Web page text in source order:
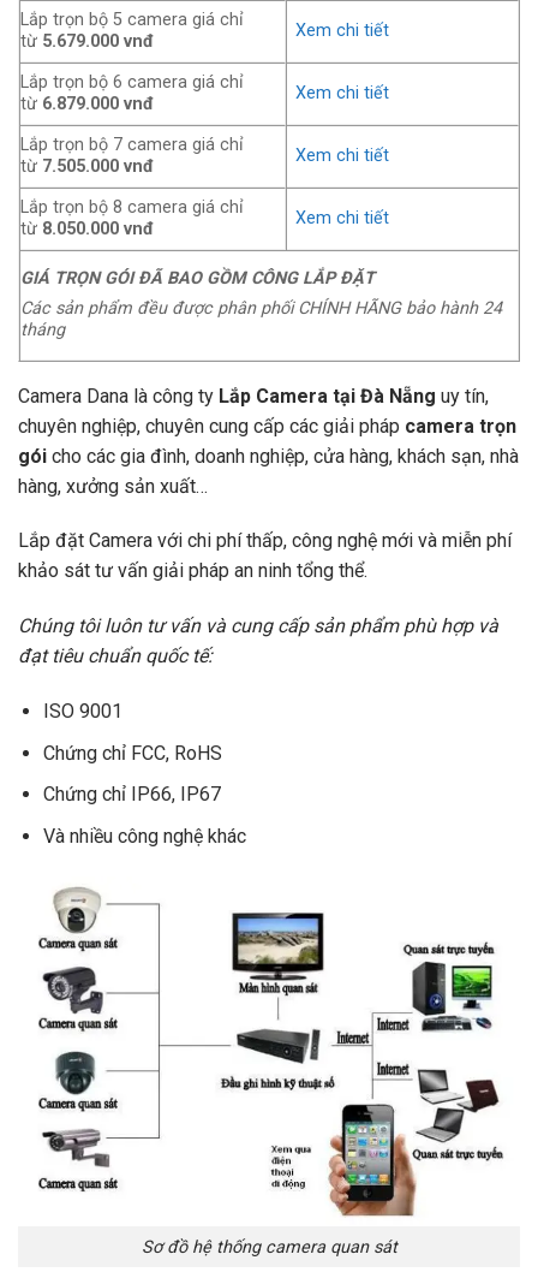
Lắp trọn bộ 5 camera giá chỉ
từ 5.679.000 vnđ
Xem chi tiết
Lắp trọn bộ 6 camera giá chỉ
từ 6.879.000 vnđ
Xem chi tiết
Lắp trọn bộ 7 camera giá chỉ
từ 7.505.000 vnđ
Xem chi tiết
Lắp trọn bộ 8 camera giá chỉ
từ 8.050.000 vnđ
Xem chi tiết
GIÁ TRỌN GÓI ĐÃ BAO GỒM CÔNG LẮP ĐẶT
Các sản phẩm đều được phân phối CHÍNH HÃNG bảo hành 24
tháng
Camera Dana là công ty Lắp Camera tại Đà Nẵng uy tín,
chuyên nghiệp, chuyên cung cấp các giải pháp camera trọn
gói cho các gia đình, doanh nghiệp, cửa hàng, khách sạn, nhà
hàng, xưởng sản xuất…
Lắp đặt Camera với chi phí thấp, công nghệ mới và miễn phí
khảo sát tư vấn giải pháp an ninh tổng thể.
Chúng tôi luôn tư vấn và cung cấp sản phẩm phù hợp và
đạt tiêu chuẩn quốc tế:
ISO 9001
Chứng chỉ FCC, RoHS
Chứng chỉ IP66, IP67
Và nhiều công nghệ khác
Sơ đồ hệ thống camera quan sát